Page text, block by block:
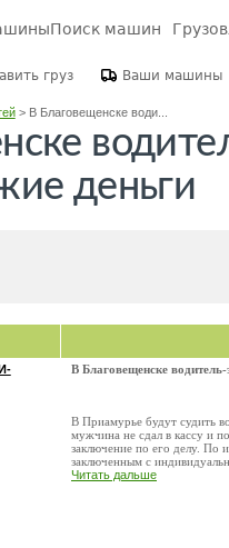
Поиск машин
груз Ваши машины
> В Благовещенске води...
деньги
В Благовещенске
В Приамурье будут судить
мужчина не сдал в кассу и
заключение по его делу. По
заключенным с
Читать дальше